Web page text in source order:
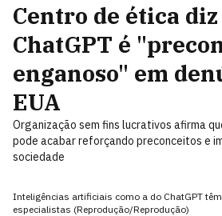
Centro de ética
ChatGPT é
enganoso" em
EUA
Organização sem fins lucrativos afirma
pode acabar reforçando preconceitos e
sociedade
Inteligências artificiais como a do ChatGPT
especialistas (Reprodução/Reprodução)